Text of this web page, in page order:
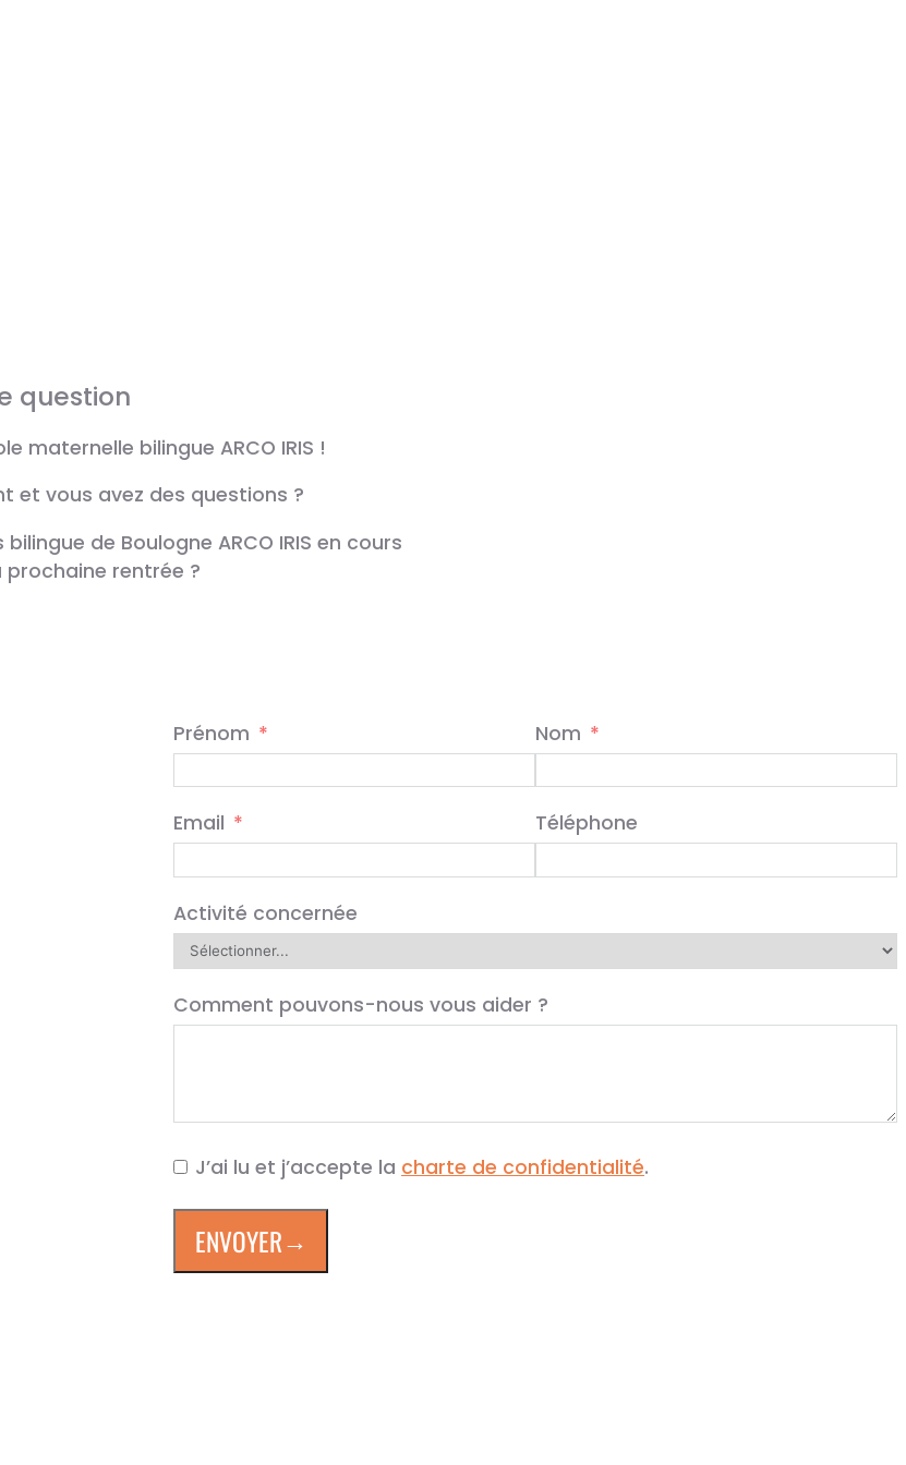
question
maternelle bilingue ARCO IRIS !
et vous avez des questions ?
de Boulogne ARCO IRIS en cours
prochaine rentrée ?
Prénom Nom
Email Téléphone
Activité concernée
Comment pouvons-nous vous aider ?
J’ai lu et j’accepte la charte de confidentialité.
ENVOYER→